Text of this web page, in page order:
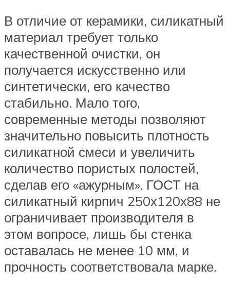
В отличие от керамики, силикатный
материал требует только
качественной очистки, он
получается искусственно или
синтетически, его качество
стабильно. Мало того,
современные методы позволяют
значительно повысить плотность
силикатной смеси и увеличить
количество пористых полостей,
сделав его «ажурным». ГОСТ на
силикатный кирпич 250х120х88 не
ограничивает производителя в
этом вопросе, лишь бы стенка
оставалась не менее 10 мм, и
прочность соответствовала марке.